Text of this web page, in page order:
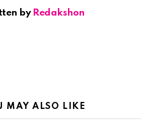
by Redakshon
MAY ALSO LIKE